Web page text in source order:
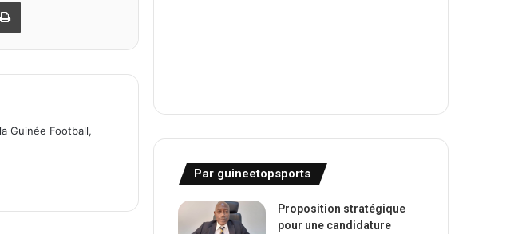
Guinée Football,
Par guineetopsports
Proposition stratégique
pour une candidature